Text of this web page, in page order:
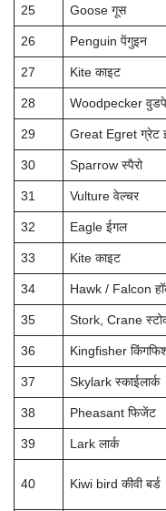
25 Goose गूस
26 Penguin पेंगुइन
27 Kite काइट
28 Woodpecker
29 Great Egret ग्रेट
30 Sparrow स्पैरो
31 Vulture वेल्चर
32 Eagle ईगल
33 Kite काइट
34 Hawk / Falcon
35 Stork, Crane
36 Kingfisher
37 Skylark स्काईलार्क
38 Pheasant फिजेंट
39 Lark लार्क
40 Kiwi bird कीवी बर्ड